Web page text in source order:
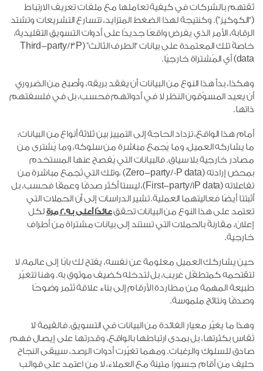
ثقتهم بالشركات في كيفية تعاملها مع ملفات تعريف الارتباط
(“الكوكيز”). وكنتيجة لهذا الضغط المتزايد، تتسارع التشريعات وتشتد
الرقابة، الأمر الذي يفرض واقعًا جديدًا على أدوات التسويق التقليدية،
خاصةً تلك المعتمدة على بيانات “الطرف الثالث” (Third-party/3P
data) أي المُشتراة خارجيًا.
وهكذا، بدأ هذا النوع من البيانات أن يفقد بريقه، وأصبح من الضروري
أن يعيد المسوّقون النظر لا في أدواتهم فحسب، بل في فلسفتهم
ذاتها.
أمام هذا الواقع، تزداد الحاجة إلى التمييز بين ثلاثة أنواع من البيانات:
ما يشاركه العميل، وما يُجمع مباشرة من سلوكه، وما يُشترى من
مصادر خارجية بلا سياق. فالبيانات التي يُفصح عنها المستخدم
بمحض إرادته (Zero-party/0P data)‎ ،وتلك التي تُجمع مباشرة من
تفاعلاته (First-party/1P data)، ليستا أكثر صدقًا وعمقًا فحسب، بل
أثبتتا أيضًا فعاليتهما العملية. تشير الدراسات إلى أن الحملات التي
تعتمد على هذا النوع من البيانات تحققعائدًا أعلى بـ2.9 مرة
لكل
إعلان، مقارنةً بالحملات التي تستند إلى بيانات مشتراة من أطراف
خارجية.
حين يشاركك العميل معلومة عن نفسه، يفتح لك بابًا إلى عالمه، لا
لتقتحمه كمتطفّل غريب، بل لتدخله كضيف موثوق به. وهنا تتغيّر
طبيعة المهمة من مطاردة الأرقام إلى بناء علاقة تُثمر وضوحًا
وصدقًا ونتائج ملموسة.
وهذا ما يغيّر معيار الفائدة من البيانات في التسويق. فالقيمة لا
تُقاس بكثرتها، بل بمدى ارتباطها بالواقع، وقدرتها على إيصال فهم
صادق للسلوك والرغبات. ومهما تغيّرت أدوات الرصد، سيبقى النجاح
حليف مَن أقام جسورًا متينة مع العملاء، لا مَن اعتمد على قوالب